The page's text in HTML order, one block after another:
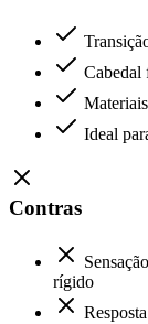
Cabedal
Ideal
Contras
rígido